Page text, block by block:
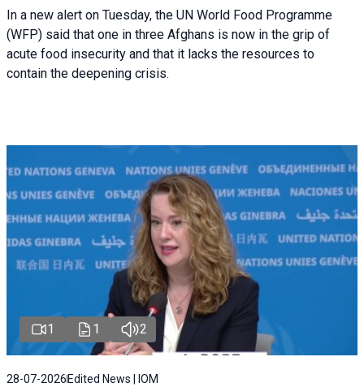
In a new alert on Tuesday, the UN World Food Programme
(WFP) said that one in three Afghans is now in the grip of
acute food insecurity and that it lacks the resources to
contain the deepening crisis.
1 1 2
28-07-2026 Edited News | IOM